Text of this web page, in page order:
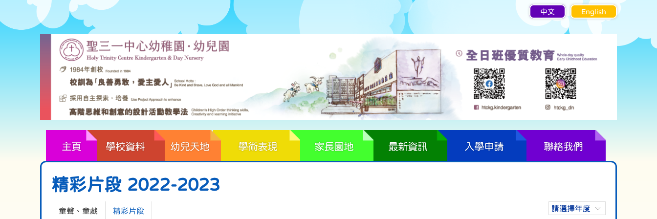
中文 English
主頁 學校資料 幼兒天地 學術表現 家長園地 最新資訊 入學申請 聯絡我們
精彩片段 2022-2023
請選擇年度
童聲、童戲 精彩片段